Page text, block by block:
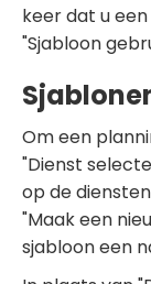
keer dat u
"Sjabloon
Om een
"Dienst
op de
"Maak een
sjabloon een